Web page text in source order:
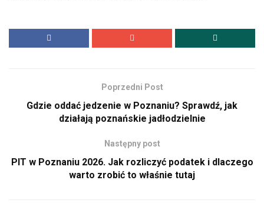
Poprzedni Post
Gdzie oddać jedzenie w Poznaniu? Sprawdź, jak
działają poznańskie jadłodzielnie
Następny post
PIT w Poznaniu 2026. Jak rozliczyć podatek i dlaczego
warto zrobić to właśnie tutaj